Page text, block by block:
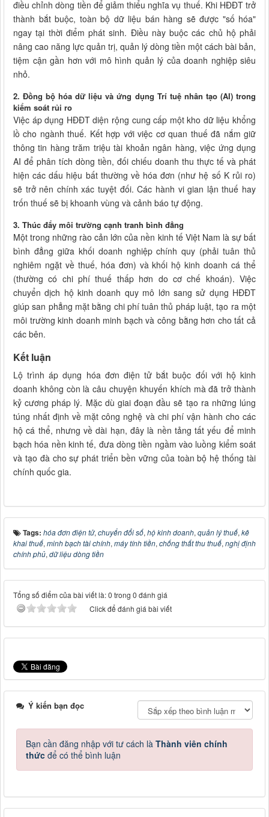
điều chỉnh dòng tiền để giảm thiểu nghĩa vụ thuế. Khi HĐĐT trở
thành bắt buộc, toàn bộ dữ liệu bán hàng sẽ được "số hóa"
ngay tại thời điểm phát sinh. Điều này buộc các chủ hộ phải
nâng cao năng lực quản trị, quản lý dòng tiền một cách bài bản,
tiệm cận gần hơn với mô hình quản lý của doanh nghiệp siêu
nhỏ.
2. Đồng bộ hóa dữ liệu và ứng dụng Trí tuệ nhân tạo (AI) trong
kiểm soát rủi ro
Việc áp dụng HĐĐT diện rộng cung cấp một kho dữ liệu khổng
lồ cho ngành thuế. Kết hợp với việc cơ quan thuế đã nắm giữ
thông tin hàng trăm triệu tài khoản ngân hàng, việc ứng dụng
AI để phân tích dòng tiền, đối chiếu doanh thu thực tế và phát
hiện các dấu hiệu bất thường về hóa đơn (như hệ số K rủi ro)
sẽ trở nên chính xác tuyệt đối. Các hành vi gian lận thuế hay
trốn thuế sẽ bị khoanh vùng và cảnh báo tự động.
3. Thúc đẩy môi trường cạnh tranh bình đẳng
Một trong những rào cản lớn của nền kinh tế Việt Nam là sự bất
bình đẳng giữa khối doanh nghiệp chính quy (phải tuân thủ
nghiêm ngặt về thuế, hóa đơn) và khối hộ kinh doanh cá thể
(thường có chi phí thuế thấp hơn do cơ chế khoán). Việc
chuyển dịch hộ kinh doanh quy mô lớn sang sử dụng HĐĐT
giúp san phẳng mặt bằng chi phí tuân thủ pháp luật, tạo ra một
môi trường kinh doanh minh bạch và công bằng hơn cho tất cả
các bên.
Kết luận
Lộ trình áp dụng hóa đơn điện tử bắt buộc đối với hộ kinh
doanh không còn là câu chuyện khuyến khích mà đã trở thành
kỷ cương pháp lý. Mặc dù giai đoạn đầu sẽ tạo ra những lúng
túng nhất định về mặt công nghệ và chi phí vận hành cho các
hộ cá thể, nhưng về dài hạn, đây là nền tảng tất yếu để minh
bạch hóa nền kinh tế, đưa dòng tiền ngầm vào luồng kiểm soát
và tạo đà cho sự phát triển bền vững của toàn bộ hệ thống tài
chính quốc gia.
Tags: hóa đơn điện tử, chuyển đổi số, hộ kinh doanh, quản lý thuế, kê
khai thuế, minh bạch tài chính, máy tính tiền, chống thất thu thuế, nghị định
chính phủ, dữ liệu dòng tiền
Tổng số điểm của bài viết là: 0 trong 0 đánh giá
Click để đánh giá bài viết
Ý kiến bạn đọc
Bạn cần đăng nhập với tư cách là Thành viên chính
thức để có thể bình luận